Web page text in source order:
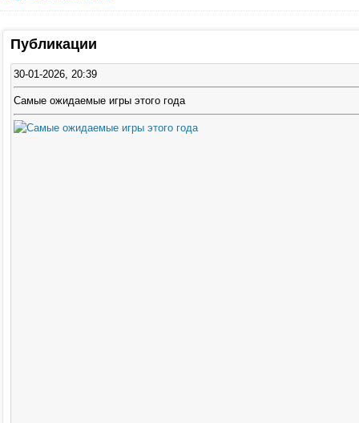
Публикации
30-01-2026, 20:39
Самые ожидаемые игры этого года